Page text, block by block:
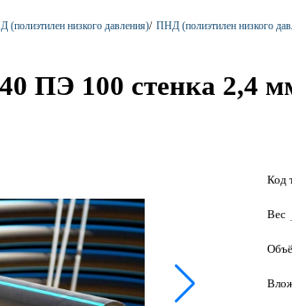
(полиэтилен низкого давления)/ ПНД (полиэтилен низкого
ПЭ 100 стенка 2,4
Код
Вес